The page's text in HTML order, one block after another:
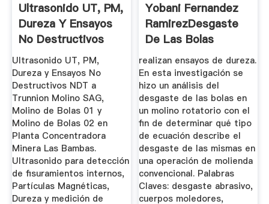
Ultrasonido UT, PM,
Dureza Y Ensayos
No Destructivos
NDT A ...
Ultrasonido UT, PM,
Dureza y Ensayos No
Destructivos NDT a
Trunnion Molino SAG,
Molino de Bolas 01 y
Molino de Bolas 02 en
Planta Concentradora
Minera Las Bambas.
Ultrasonido para detección
de fisuramientos internos,
Partículas Magnéticas,
Dureza y medición de
Yobani Fernandez
RamirezDesgaste
De Las Bolas
realizan ensayos de dureza.
En esta investigación se
hizo un análisis del
desgaste de las bolas en
un molino rotatorio con el
fin de determinar qué tipo
de ecuación describe el
desgaste de las mismas en
una operación de molienda
convencional. Palabras
Claves: desgaste abrasivo,
cuerpos moledores,